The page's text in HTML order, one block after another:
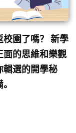
園了嗎？ 新學
面的思維和樂觀
輯選的開學秘